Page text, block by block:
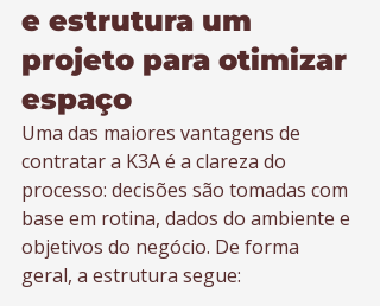
e estrutura um
projeto para otimizar
espaço
Uma das maiores vantagens de
contratar a K3A é a clareza do
processo: decisões são tomadas com
base em rotina, dados do ambiente e
objetivos do negócio. De forma
geral, a estrutura segue: